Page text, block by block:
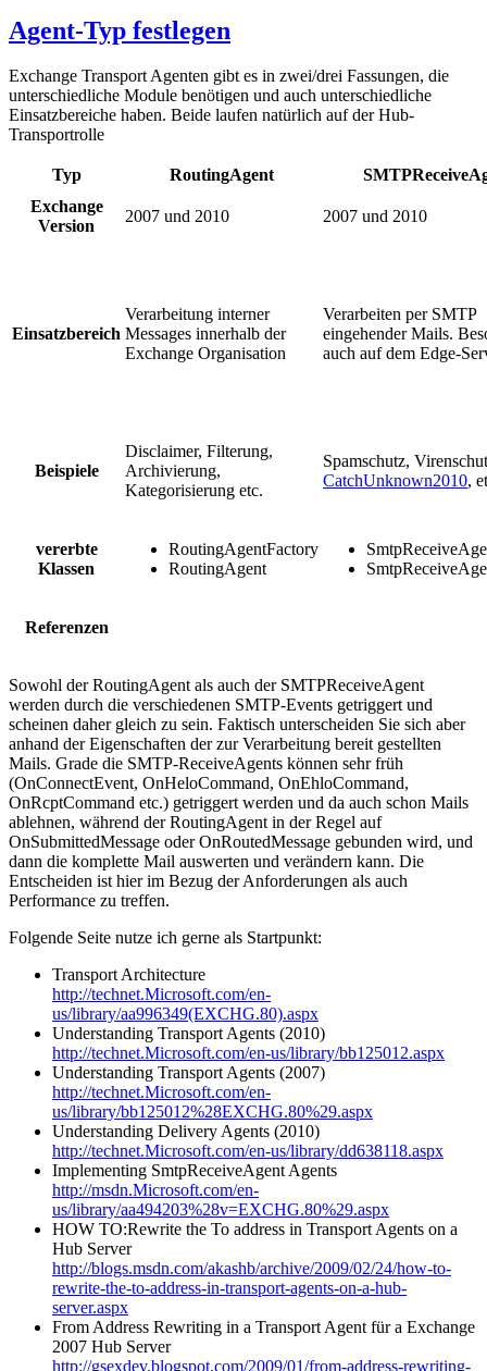
Agent-Typ festlegen
Exchange Transport Agenten gibt es in zwei/drei Fassungen, die
unterschiedliche Module benötigen und auch unterschiedliche
Einsatzbereiche haben. Beide laufen natürlich auf der Hub-
Transportrolle
Typ RoutingAgent
Exchange
Version
2007 und 2010 2007 und 2010
Einsatzbereich
Verarbeitung interner
Messages innerhalb der
Exchange Organisation
Verarbeiten per SMTP
eingehender Mails.
auch auf dem Edge-
Beispiele
Disclaimer, Filterung,
Archivierung,
Kategorisierung etc.
Spamschutz,
CatchUnknown2010,
vererbte
Klassen
RoutingAgentFactory
RoutingAgent
Referenzen
Sowohl der RoutingAgent als auch der SMTPReceiveAgent
werden durch die verschiedenen SMTP-Events getriggert und
scheinen daher gleich zu sein. Faktisch unterscheiden Sie sich aber
anhand der Eigenschaften der zur Verarbeitung bereit gestellten
Mails. Grade die SMTP-ReceiveAgents können sehr früh
(OnConnectEvent, OnHeloCommand, OnEhloCommand,
OnRcptCommand etc.) getriggert werden und da auch schon Mails
ablehnen, während der RoutingAgent in der Regel auf
OnSubmittedMessage oder OnRoutedMessage gebunden wird, und
dann die komplette Mail auswerten und verändern kann. Die
Entscheiden ist hier im Bezug der Anforderungen als auch
Performance zu treffen.
Folgende Seite nutze ich gerne als Startpunkt:
Transport Architecture
http://technet.Microsoft.com/en-
us/library/aa996349(EXCHG.80).aspx
Understanding Transport Agents (2010)
http://technet.Microsoft.com/en-us/library/bb125012.aspx
Understanding Transport Agents (2007)
http://technet.Microsoft.com/en-
us/library/bb125012%28EXCHG.80%29.aspx
Understanding Delivery Agents (2010)
http://technet.Microsoft.com/en-us/library/dd638118.aspx
Implementing SmtpReceiveAgent Agents
http://msdn.Microsoft.com/en-
us/library/aa494203%28v=EXCHG.80%29.aspx
HOW TO:Rewrite the To address in Transport Agents on a
Hub Server
http://blogs.msdn.com/akashb/archive/2009/02/24/how-to-
rewrite-the-to-address-in-transport-agents-on-a-hub-
server.aspx
From Address Rewriting in a Transport Agent für a Exchange
2007 Hub Server
http://gsexdev.blogspot.com/2009/01/from-address-rewriting-